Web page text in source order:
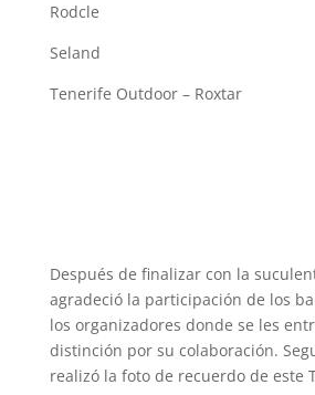
Rodcle
Seland
Tenerife Outdoor – Roxtar
Después de finalizar con la
agradeció la participación de los
los organizadores donde se les
distinción por su colaboración.
realizó la foto de recuerdo de este